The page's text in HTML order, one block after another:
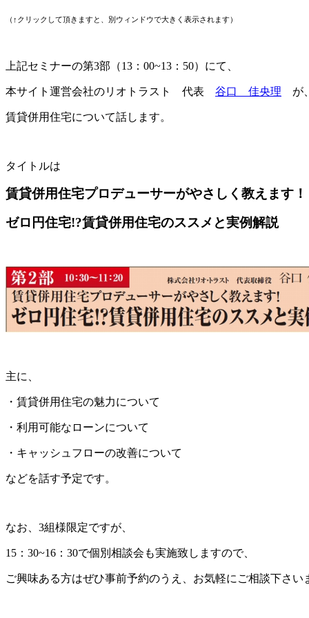
（↑クリックして頂きますと、別ウィンドウで大きく表示されます）
上記セミナーの第3部（13：00~13：50）にて、
本サイト運営会社のリオトラスト 代表 谷口 佳央理 が
賃貸併用住宅について話します。
タイトルは
賃貸併用住宅プロデューサーがやさしく教えます！
ゼロ円住宅!?賃貸併用住宅のススメと実例解説
主に、
・賃貸併用住宅の魅力について
・利用可能なローンについて
・キャッシュフローの改善について
などを話す予定です。
なお、3組様限定ですが、
15：30~16：30で個別相談会も実施致しますので、
ご興味ある方はぜひ事前予約のうえ、お気軽にご相談下さい